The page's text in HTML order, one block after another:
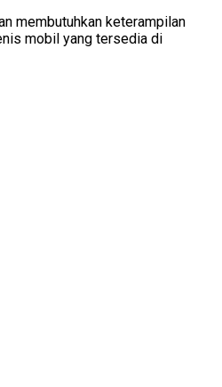
membutuhkan keterampilan
mobil yang tersedia di